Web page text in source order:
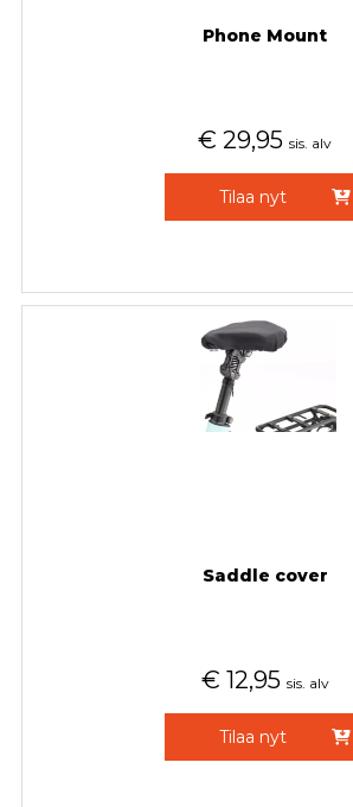
Phone Mount
€ 29,95 sis. alv
Tilaa nyt
Saddle cover
€ 12,95 sis. alv
Tilaa nyt